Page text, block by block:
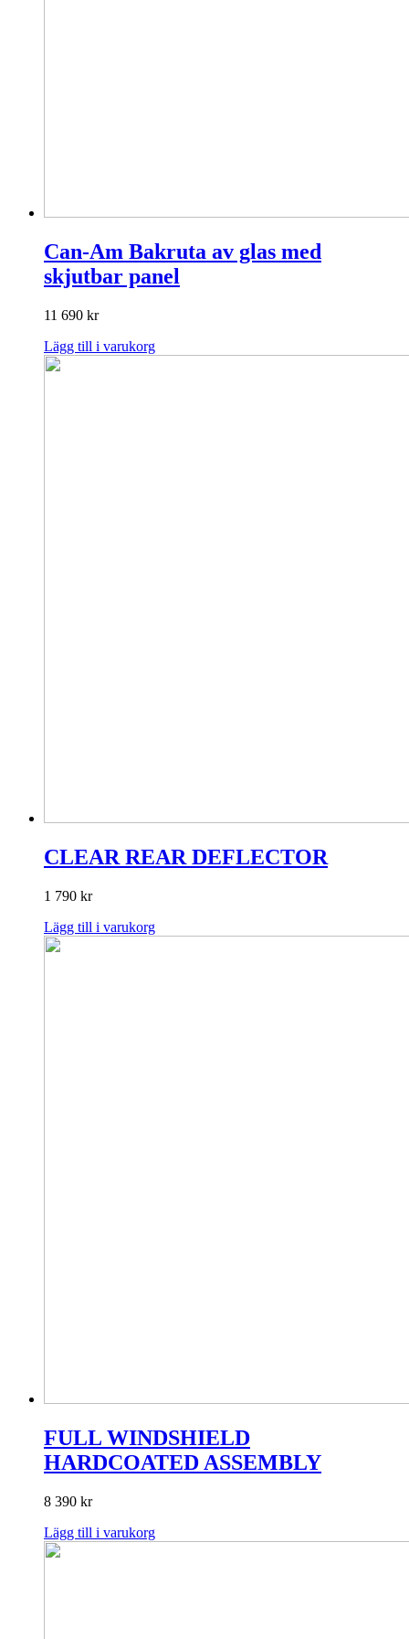
Can-Am Bakruta av glas med
skjutbar panel
11 690 kr
Lägg till i varukorg
CLEAR REAR DEFLECTOR
1 790 kr
Lägg till i varukorg
FULL WINDSHIELD
HARDCOATED ASSEMBLY
8 390 kr
Lägg till i varukorg